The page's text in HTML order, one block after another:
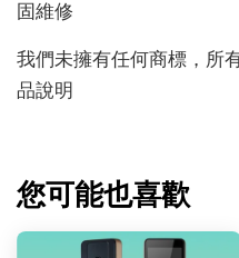
固維修
我們未擁有任何商標，所
品說明
您可能也喜歡